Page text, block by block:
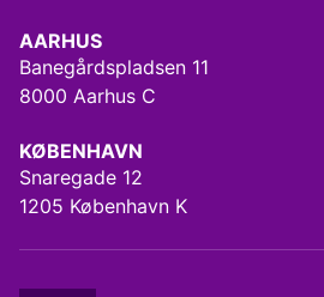
AARHUS
Banegårdspladsen 11
8000 Aarhus C
KØBENHAVN
Snaregade 12
1205 København K